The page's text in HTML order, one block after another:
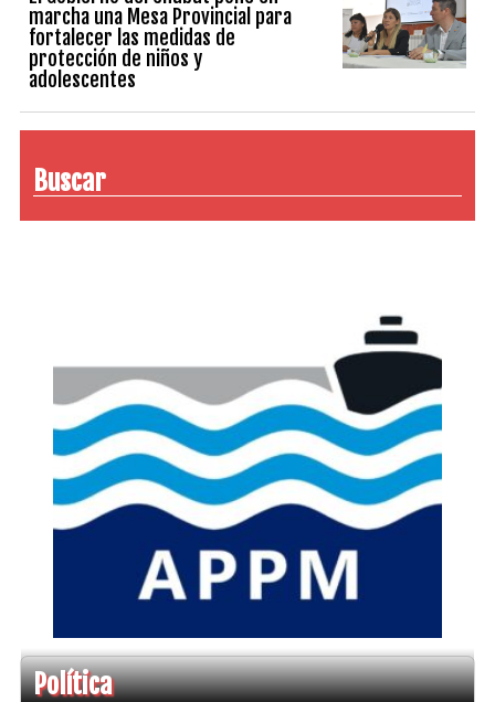
marcha una Mesa Provincial para
fortalecer las medidas de
protección de niños y
adolescentes
Buscar
Política